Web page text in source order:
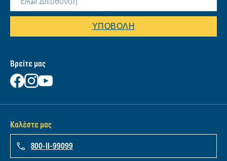
ΥΠΟΒΟΛΉ
Βρείτε μας
Καλέστε μας
800-11-99099